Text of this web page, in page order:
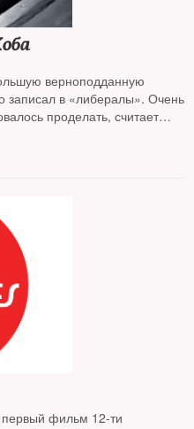
верноподданную
записал в «либералы». Очень
проделать, считает
первый фильм 12-ти